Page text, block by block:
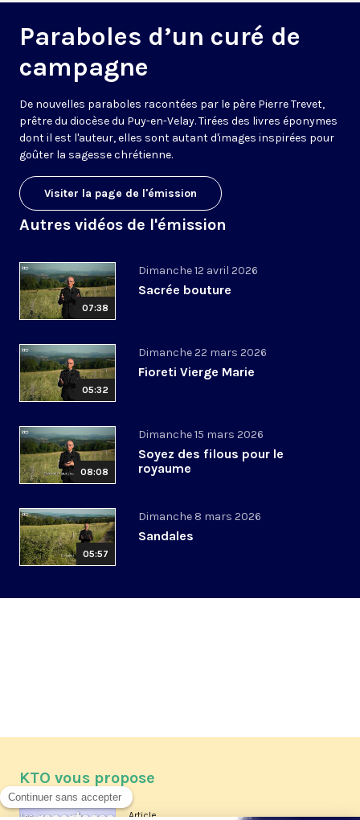
Paraboles d’un curé de
campagne
De nouvelles paraboles racontées par le père Pierre Trevet,
prêtre du diocèse du Puy-en-Velay. Tirées des livres éponymes
dont il est l'auteur, elles sont autant d'images inspirées pour
goûter la sagesse chrétienne.
Visiter la page de l'émission
Autres vidéos de l'émission
07:38
Dimanche 12 avril 2026
Sacrée bouture
05:32
Dimanche 22 mars 2026
Fioreti Vierge Marie
08:08
Dimanche 15 mars 2026
Soyez des filous pour le
royaume
05:57
Dimanche 8 mars 2026
Sandales
KTO vous propose
Article